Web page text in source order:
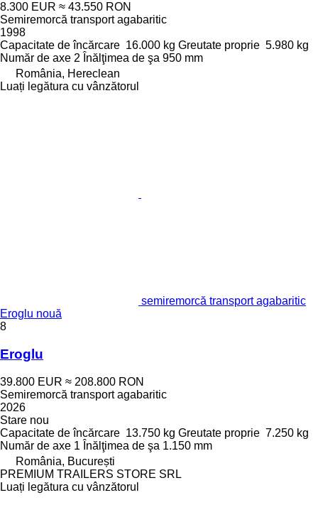
8.300 EUR ≈ 43.550 RON
Semiremorcă transport agabaritic
1998
Capacitate de încărcare 16.000 kg Greutate proprie 5.980 kg
Număr de axe 2 Înălţimea de şa 950 mm
România, Hereclean
Luați legătura cu vânzătorul
semiremorcă transport agabaritic
Eroglu nouă
8
Eroglu
39.800 EUR ≈ 208.800 RON
Semiremorcă transport agabaritic
2026
Stare nou
Capacitate de încărcare 13.750 kg Greutate proprie 7.250 kg
Număr de axe 1 Înălţimea de şa 1.150 mm
România, București
PREMIUM TRAILERS STORE SRL
Luați legătura cu vânzătorul